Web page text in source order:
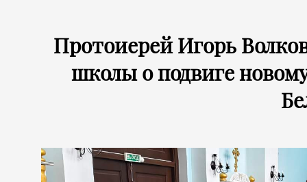
Протоиерей Игорь
школы о подвиге